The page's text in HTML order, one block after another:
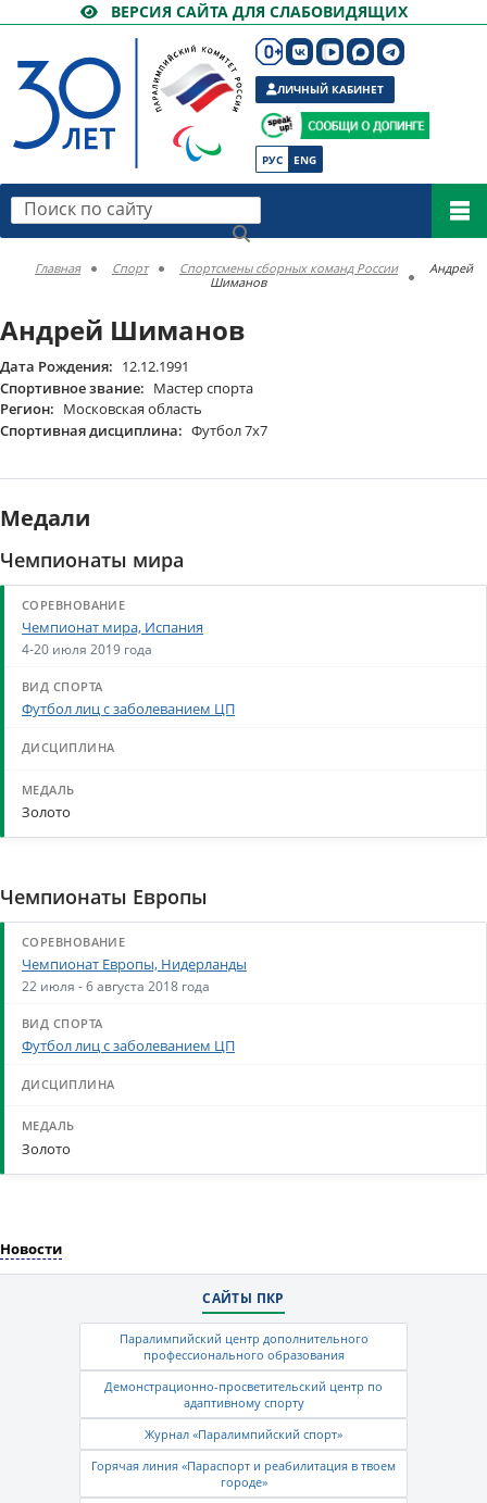
ВЕРСИЯ САЙТА ДЛЯ СЛАБОВИДЯЩИХ
РУС ENG
ЛИЧНЫЙ КАБИНЕТ
Поиск по сайту
Главная Спорт Спортсмены сборных команд России
Андрей
Шиманов
Андрей Шиманов
Дата Рождения: 12.12.1991
Спортивное звание: Мастер спорта
Регион: Московская область
Спортивная дисциплина: Футбол 7х7
Медали
Чемпионаты мира
Чемпионат мира, Испания
4-20 июля 2019 года
Футбол лиц с заболеванием ЦП
Золото
Чемпионаты Европы
Чемпионат Европы, Нидерланды
22 июля - 6 августа 2018 года
Футбол лиц с заболеванием ЦП
Золото
Новости
САЙТЫ ПКР
Паралимпийский центр дополнительного
профессионального образования
Демонстрационно-просветительский центр по
адаптивному спорту
Журнал «Паралимпийский спорт»
Горячая линия «Параспорт и реабилитация в твоем
городе»